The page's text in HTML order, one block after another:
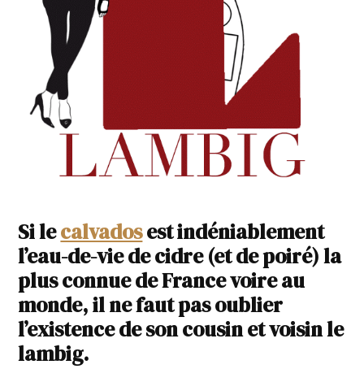
Si lecalvadosest indéniablement
l’eau-de-vie de cidre (et de poiré) la
plus connue de France voire au
monde, il ne faut pas oublier
l’existence de son cousin et voisin le
lambig.